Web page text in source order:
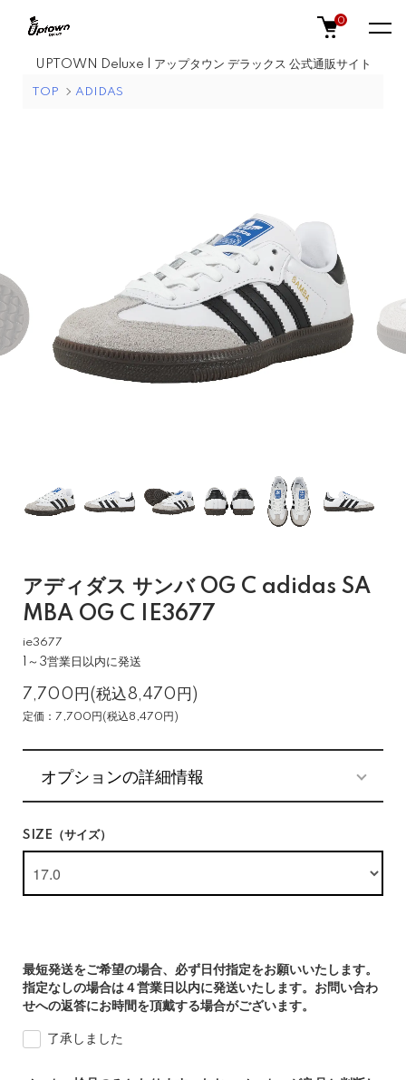
UPTOWN Deluxe | アップタウン デラックス 公式通販サイト
0
TOP ADIDAS
アディダス サンバ OG C adidas SA
MBA OG C IE3677
ie3677
1～3営業日以内に発送
7,700円(税込8,470円)
定価：7,700円(税込8,470円)
オプションの詳細情報
SIZE（サイズ）
最短発送をご希望の場合、必ず日付指定をお願いいたします。
指定なしの場合は４営業日以内に発送いたします。お問い合わ
せへの返答にお時間を頂戴する場合がございます。
了承しました